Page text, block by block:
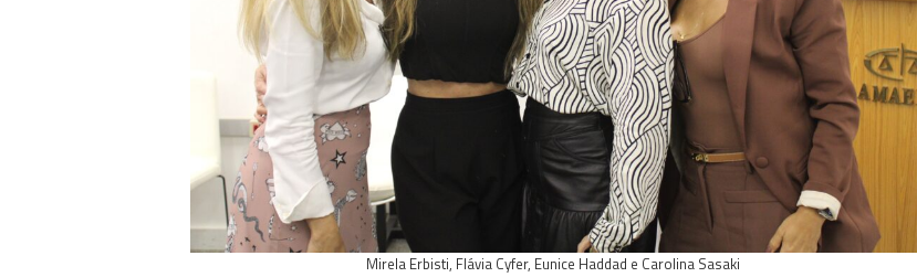
Mirela Erbisti, Flávia Cyfer, Eunice Haddad e Carolina Sasaki